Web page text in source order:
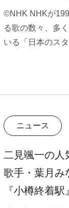
©NHK NHKが
る歌の数々、多
いる「日本のス
ニュース
二見颯一の人
歌手・葉月
『小樽終着駅